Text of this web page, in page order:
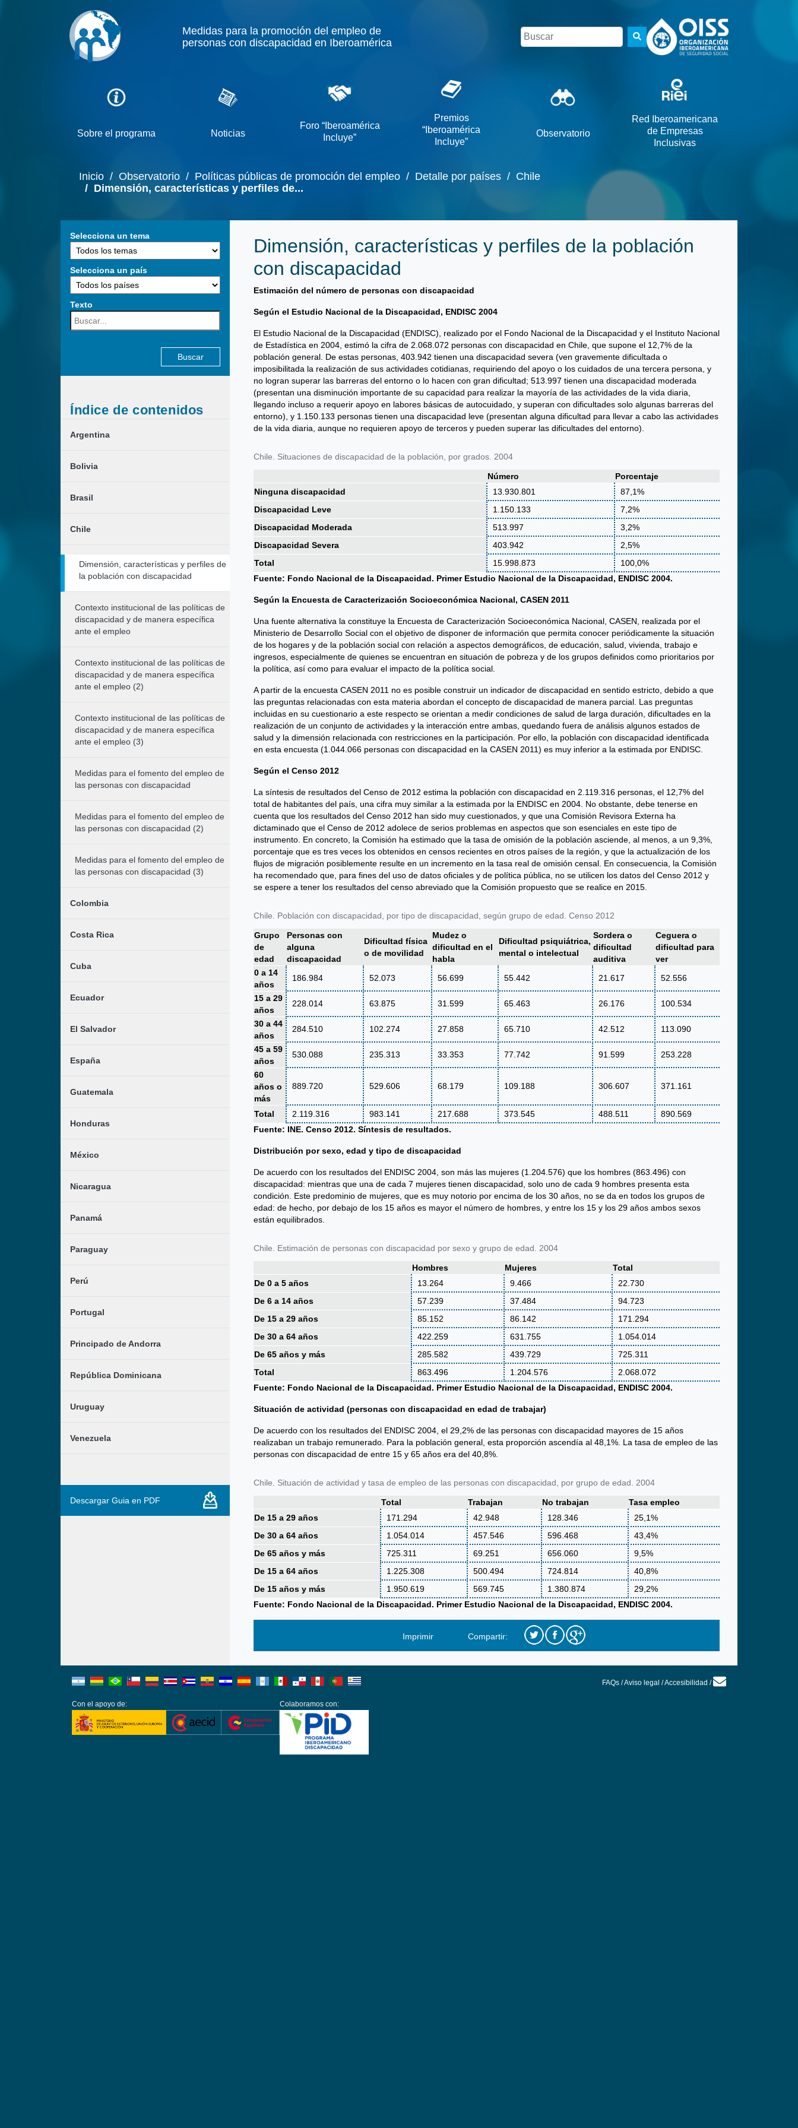
Medidas para la promoción del empleo de
personas con discapacidad en Iberoamérica
Buscar
Sobre el programa Noticias
Foro “Iberoamérica
Incluye”
Premios
“Iberoamérica
Incluye”
Observatorio
Red Iberoamericana
de Empresas
Inclusivas
Inicio / Observatorio / Políticas públicas de promoción del empleo / Detalle por países / Chile
/ Dimensión, características y perfiles de...
Selecciona un tema
Selecciona un país
Texto
Buscar:
Índice de contenidos
Argentina
Bolivia
Brasil
Chile
Dimensión, características y perfiles de
la población con discapacidad
Contexto institucional de las políticas de
discapacidad y de manera específica
ante el empleo
Contexto institucional de las políticas de
discapacidad y de manera específica
ante el empleo (2)
Contexto institucional de las políticas de
discapacidad y de manera específica
ante el empleo (3)
Medidas para el fomento del empleo de
las personas con discapacidad
Medidas para el fomento del empleo de
las personas con discapacidad (2)
Medidas para el fomento del empleo de
las personas con discapacidad (3)
Colombia
Costa Rica
Cuba
Ecuador
El Salvador
España
Guatemala
Honduras
México
Nicaragua
Panamá
Paraguay
Perú
Portugal
Principado de Andorra
República Dominicana
Uruguay
Venezuela
Descargar Guia en PDF
Dimensión, características y perfiles de la población
con discapacidad
Estimación del número de personas con discapacidad
Según el Estudio Nacional de la Discapacidad, ENDISC 2004
El Estudio Nacional de la Discapacidad (ENDISC), realizado por el Fondo Nacional de la Discapacidad y el Instituto Nacional
de Estadística en 2004, estimó la cifra de 2.068.072 personas con discapacidad en Chile, que supone el 12,7% de la
población general. De estas personas, 403.942 tienen una discapacidad severa (ven gravemente dificultada o
imposibilitada la realización de sus actividades cotidianas, requiriendo del apoyo o los cuidados de una tercera persona, y
no logran superar las barreras del entorno o lo hacen con gran dificultad; 513.997 tienen una discapacidad moderada
(presentan una disminución importante de su capacidad para realizar la mayoría de las actividades de la vida diaria,
llegando incluso a requerir apoyo en labores básicas de autocuidado, y superan con dificultades solo algunas barreras del
entorno), y 1.150.133 personas tienen una discapacidad leve (presentan alguna dificultad para llevar a cabo las actividades
de la vida diaria, aunque no requieren apoyo de terceros y pueden superar las dificultades del entorno).
Chile. Situaciones de discapacidad de la población, por grados. 2004
Número
Porcentaje
Ninguna discapacidad
13.930.801
87,1%
Discapacidad Leve
1.150.133
7,2%
Discapacidad Moderada
513.997
3,2%
Discapacidad Severa
403.942
2,5%
Total
15.998.873
100,0%
Fuente: Fondo Nacional de la Discapacidad. Primer Estudio Nacional de la Discapacidad, ENDISC 2004.
Según la Encuesta de Caracterización Socioeconómica Nacional, CASEN 2011
Una fuente alternativa la constituye la Encuesta de Caracterización Socioeconómica Nacional, CASEN, realizada por el
Ministerio de Desarrollo Social con el objetivo de disponer de información que permita conocer periódicamente la situación
de los hogares y de la población social con relación a aspectos demográficos, de educación, salud, vivienda, trabajo e
ingresos, especialmente de quienes se encuentran en situación de pobreza y de los grupos definidos como prioritarios por
la política, así como para evaluar el impacto de la política social.
A partir de la encuesta CASEN 2011 no es posible construir un indicador de discapacidad en sentido estricto, debido a que
las preguntas relacionadas con esta materia abordan el concepto de discapacidad de manera parcial. Las preguntas
incluidas en su cuestionario a este respecto se orientan a medir condiciones de salud de larga duración, dificultades en la
realización de un conjunto de actividades y la interacción entre ambas, quedando fuera de análisis algunos estados de
salud y la dimensión relacionada con restricciones en la participación. Por ello, la población con discapacidad identificada
en esta encuesta (1.044.066 personas con discapacidad en la CASEN 2011) es muy inferior a la estimada por ENDISC.
Según el Censo 2012
La síntesis de resultados del Censo de 2012 estima la población con discapacidad en 2.119.316 personas, el 12,7% del
total de habitantes del país, una cifra muy similar a la estimada por la ENDISC en 2004. No obstante, debe tenerse en
cuenta que los resultados del Censo 2012 han sido muy cuestionados, y que una Comisión Revisora Externa ha
dictaminado que el Censo de 2012 adolece de serios problemas en aspectos que son esenciales en este tipo de
instrumento. En concreto, la Comisión ha estimado que la tasa de omisión de la población asciende, al menos, a un 9,3%,
porcentaje que es tres veces los obtenidos en censos recientes en otros países de la región, y que la actualización de los
flujos de migración posiblemente resulte en un incremento en la tasa real de omisión censal. En consecuencia, la Comisión
ha recomendado que, para fines del uso de datos oficiales y de política pública, no se utilicen los datos del Censo 2012 y
se espere a tener los resultados del censo abreviado que la Comisión propuesto que se realice en 2015.
Chile. Población con discapacidad, por tipo de discapacidad, según grupo de edad. Censo 2012
Grupo
de
edad
Personas con
alguna
discapacidad
Dificultad física
o de movilidad
Mudez o
dificultad en el
habla
Dificultad psiquiátrica,
mental o intelectual
Sordera o
dificultad
auditiva
Ceguera o
dificultad para
ver
0 a 14
años
186.984 52.073 56.699 55.442 21.617 52.556
15 a 29
años
228.014 63.875 31.599 65.463 26.176 100.534
30 a 44
años
284.510 102.274 27.858 65.710 42.512 113.090
45 a 59
años
530.088 235.313 33.353 77.742 91.599 253.228
60
años o
más
889.720 529.606 68.179 109.188 306.607 371.161
Total 2.119.316 983.141 217.688 373.545 488.511
890.569
Fuente: INE. Censo 2012. Síntesis de resultados.
Distribución por sexo, edad y tipo de discapacidad
De acuerdo con los resultados del ENDISC 2004, son más las mujeres (1.204.576) que los hombres (863.496) con
discapacidad: mientras que una de cada 7 mujeres tienen discapacidad, solo uno de cada 9 hombres presenta esta
condición. Este predominio de mujeres, que es muy notorio por encima de los 30 años, no se da en todos los grupos de
edad: de hecho, por debajo de los 15 años es mayor el número de hombres, y entre los 15 y los 29 años ambos sexos
están equilibrados.
Chile. Estimación de personas con discapacidad por sexo y grupo de edad. 2004
Hombres Mujeres
Total
De 0 a 5 años
13.264 9.466
22.730
De 6 a 14 años
57.239 37.484
94.723
De 15 a 29 años
85.152 86.142
171.294
De 30 a 64 años
422.259 631.755
1.054.014
De 65 años y más
285.582 439.729
725.311
Total
863.496 1.204.576
2.068.072
Fuente: Fondo Nacional de la Discapacidad. Primer Estudio Nacional de la Discapacidad, ENDISC 2004.
Situación de actividad (personas con discapacidad en edad de trabajar)
De acuerdo con los resultados del ENDISC 2004, el 29,2% de las personas con discapacidad mayores de 15 años
realizaban un trabajo remunerado. Para la población general, esta proporción ascendía al 48,1%. La tasa de empleo de las
personas con discapacidad de entre 15 y 65 años era del 40,8%.
Chile. Situación de actividad y tasa de empleo de las personas con discapacidad, por grupo de edad. 2004
Total Trabajan No trabajan
Tasa empleo
De 15 a 29 años
171.294 42.948 128.346
25,1%
De 30 a 64 años
1.054.014 457.546 596.468
43,4%
De 65 años y más
725.311 69.251 656.060
9,5%
De 15 a 64 años
1.225.308 500.494 724.814
40,8%
De 15 años y más
1.950.619 569.745 1.380.874
29,2%
Fuente: Fondo Nacional de la Discapacidad. Primer Estudio Nacional de la Discapacidad, ENDISC 2004.
Imprimir Compartir:
FAQs/Aviso legal /Accesibilidad /
Con el apoyo de: Colaboramos con: